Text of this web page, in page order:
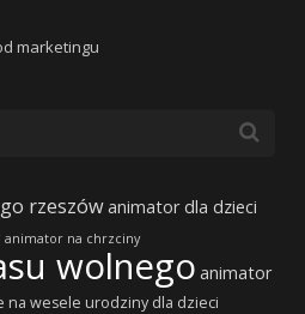
marketingu
rzeszówanimator dla dzieci
animator na chrzciny
wolnego animator
na wesele urodziny dla dzieci